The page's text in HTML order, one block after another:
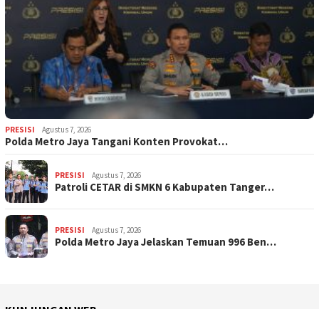
PRESISI Agustus 7, 2026
Polda Metro Jaya Tangani Konten Provokat…
PRESISI Agustus 7, 2026
Patroli CETAR di SMKN 6 Kabupaten Tanger…
PRESISI Agustus 7, 2026
Polda Metro Jaya Jelaskan Temuan 996 Ben…